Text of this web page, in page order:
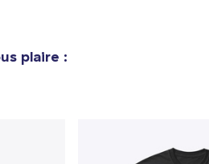
plaire :